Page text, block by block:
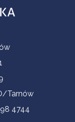
Tarnów
4744